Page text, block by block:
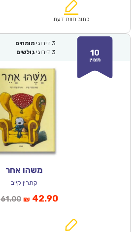
₪57.00.
הוא:
כתוב חוות דעת
10
מצוין
3 דירוגי מומחים
3 דירוגי גולשים
משהו אחר
קתרין קייב
61.00המחיר
₪ 42.90המחיר
הוא: